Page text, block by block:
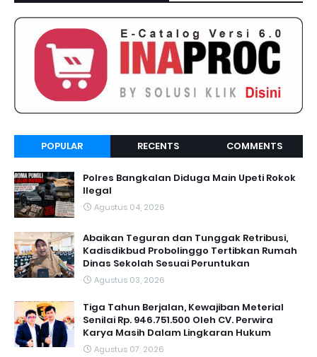
POPULAR RECENTS COMMENTS
Polres Bangkalan Diduga Main Upeti Rokok
Ilegal
Agustus 04, 2026
Abaikan Teguran dan Tunggak Retribusi,
Kadisdikbud Probolinggo Tertibkan Rumah
Dinas Sekolah Sesuai Peruntukan
Agustus 03, 2026
Tiga Tahun Berjalan, Kewajiban Meterial
Senilai Rp. 946.751.500 Oleh CV. Perwira
Karya Masih Dalam Lingkaran Hukum
Agustus 07, 2026